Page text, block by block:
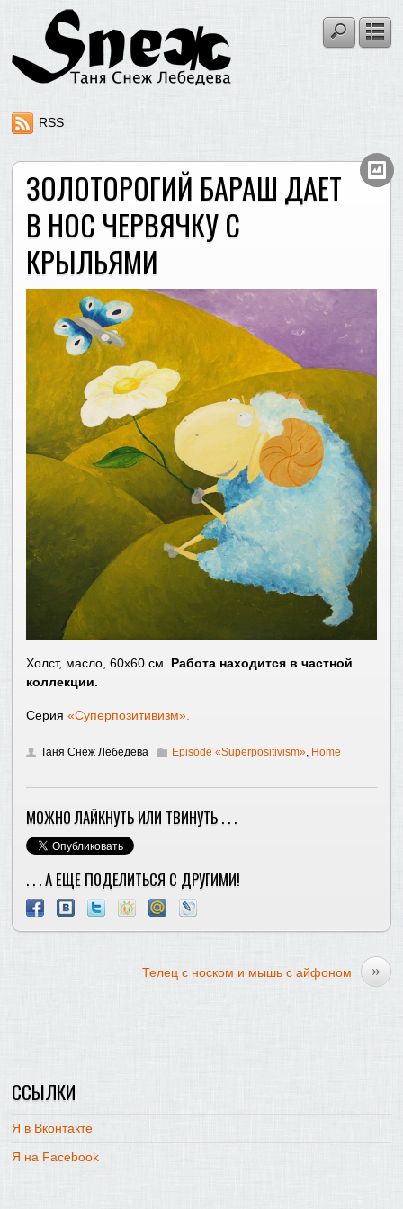
RSS
ЗОЛОТОРОГИЙ БАРАШ ДАЕТ
В НОС ЧЕРВЯЧКУ С
КРЫЛЬЯМИ
Холст, масло, 60х60 см. Работа находится в частной
коллекции.
Серия«Суперпозитивизм».
Таня Снеж Лебедева Episode «Superpositivism», Home
МОЖНО ЛАЙКНУТЬ ИЛИ ТВИНУТЬ . . .
. . . А ЕЩЕ ПОДЕЛИТЬСЯ С ДРУГИМИ!
»
Телец с носком и мышь c айфоном
ССЫЛКИ
Я в Вконтакте
Я на Facebook